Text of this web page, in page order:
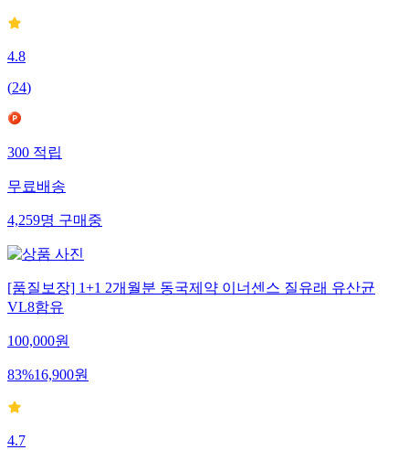
4.8
(24)
300 적립
무료배송
4,259명 구매중
[품질보장] 1+1 2개월분 동국제약 이너센스 질유래 유산균
VL8함유
100,000원
83%16,900원
4.7